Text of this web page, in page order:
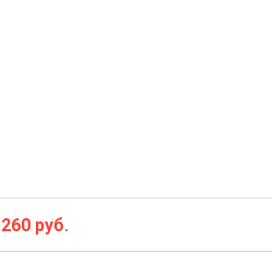
260 руб.